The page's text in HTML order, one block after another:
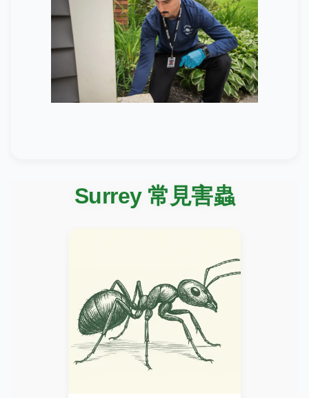
Surrey 常見害蟲